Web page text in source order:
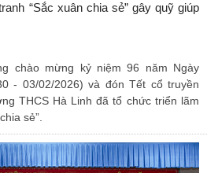
“Sắc xuân chia sẻ” gây quỹ giúp
chào mừng kỷ niệm 96 năm Ngày
- 03/02/2026) và đón Tết cổ truyền
THCS Hà Linh đã tổ chức triển lãm
sẻ”.